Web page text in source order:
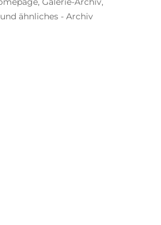
ähnliches - Archiv